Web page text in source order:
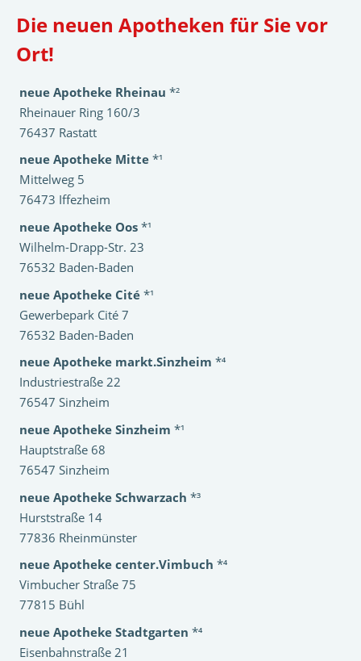
Die neuen Apotheken für Sie vor
Ort!
neue Apotheke Rheinau *²
Rheinauer Ring 160/3
76437 Rastatt
neue Apotheke Mitte *¹
Mittelweg 5
76473 Iffezheim
neue Apotheke Oos *¹
Wilhelm-Drapp-Str. 23
76532 Baden-Baden
neue Apotheke Cité *¹
Gewerbepark Cité 7
76532 Baden-Baden
neue Apotheke markt.Sinzheim *⁴
Industriestraße 22
76547 Sinzheim
neue Apotheke Sinzheim *¹
Hauptstraße 68
76547 Sinzheim
neue Apotheke Schwarzach *³
Hurststraße 14
77836 Rheinmünster
neue Apotheke center.Vimbuch *⁴
Vimbucher Straße 75
77815 Bühl
neue Apotheke Stadtgarten *⁴
Eisenbahnstraße 21